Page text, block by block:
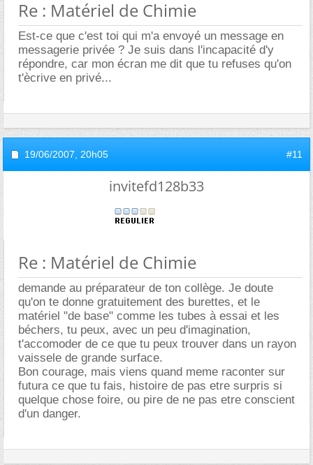
Re : Matériel de Chimie
Est-ce que c'est toi qui m'a envoyé un message en
messagerie privée ? Je suis dans l'incapacité d'y
répondre, car mon écran me dit que tu refuses qu'on
t'ècrive en privé...
19/06/2007, 20h05 #11
invitefd128b33
Re : Matériel de Chimie
demande au préparateur de ton collège. Je doute
qu'on te donne gratuitement des burettes, et le
matériel "de base" comme les tubes à essai et les
béchers, tu peux, avec un peu d'imagination,
t'accomoder de ce que tu peux trouver dans un rayon
vaissele de grande surface.
Bon courage, mais viens quand meme raconter sur
futura ce que tu fais, histoire de pas etre surpris si
quelque chose foire, ou pire de ne pas etre conscient
d'un danger.